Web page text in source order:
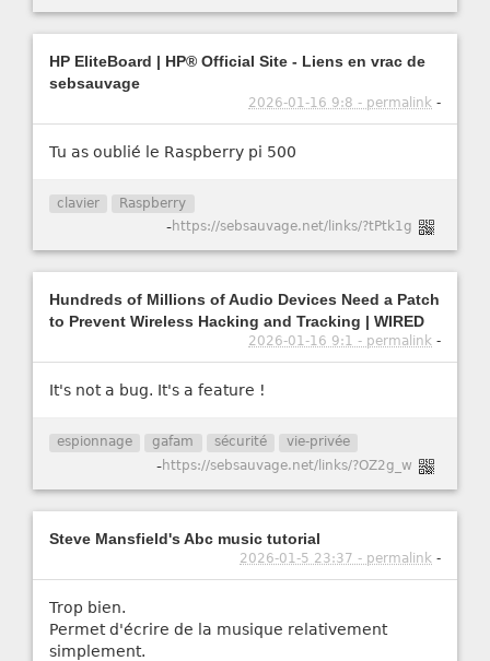
HP EliteBoard | HP® Official Site - Liens en vrac de
sebsauvage
2026-01-16 9:8 - permalink -
Tu as oublié le Raspberry pi 500
clavier Raspberry
-https://sebsauvage.net/links/?tPtk1g
Hundreds of Millions of Audio Devices Need a Patch
to Prevent Wireless Hacking and Tracking | WIRED
2026-01-16 9:1 - permalink -
It's not a bug. It's a feature !
espionnage gafam sécurité vie-privée
-https://sebsauvage.net/links/?OZ2g_w
Steve Mansfield's Abc music tutorial
2026-01-5 23:37 - permalink -
Trop bien.
Permet d'écrire de la musique relativement
simplement.